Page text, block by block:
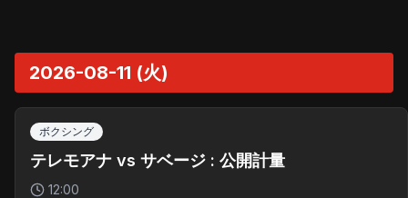
2026-08-11 (火)
ボクシング
テレモアナ vs サベージ : 公開計量
12:00